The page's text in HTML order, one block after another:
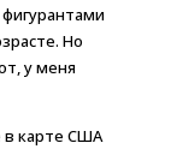
Но
у меня
в карте США